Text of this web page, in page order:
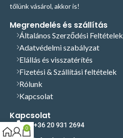
tőlünk vásárol, akkor is!
Megrendelés és szállítás
Általános Szerződési Feltételek
Adatvédelmi szabályzat
Elállás és visszatérítés
Fizetési & Szállítási feltételek
Rólunk
Kapcsolat
Kapcsolat
+36 20 931 2694
0